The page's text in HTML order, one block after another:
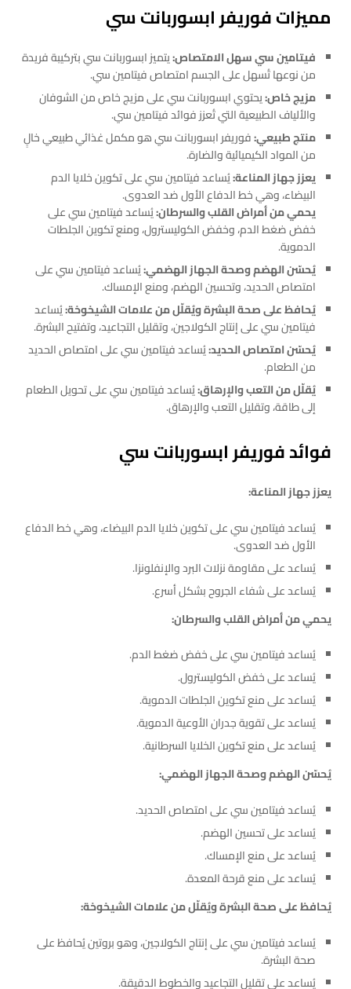
مميزات فوريفر ابسوربانت سي
فيتامين سي سهل الامتصاص:يتميز ابسوربانت سي بتركيبة فريدة
من نوعها تُسهل على الجسم امتصاص فيتامين سي.
مزيج خاص:يحتوي ابسوربانت سي على مزيج خاص من الشوفان
والألياف الطبيعية التي تُعزز فوائد فيتامين سي.
منتج طبيعي:فوريفر ابسوربانت سي هو مكمل غذائي طبيعي خالٍ
من المواد الكيميائية والضارة.
يعزز جهاز المناعة:يُساعد فيتامين سي على تكوين خلايا الدم
البيضاء، وهي خط الدفاع الأول ضد العدوى.
يحمي من أمراض القلب والسرطان:يُساعد فيتامين سي على
خفض ضغط الدم، وخفض الكوليسترول، ومنع تكوين الجلطات
الدموية.
يُحسّن الهضم وصحة الجهاز الهضمي:يُساعد فيتامين سي على
امتصاص الحديد، وتحسين الهضم، ومنع الإمساك.
يُحافظ على صحة البشرة ويُقلّل من علامات الشيخوخة:يُساعد
فيتامين سي على إنتاج الكولاجين، وتقليل التجاعيد، وتفتيح البشرة.
يُحسّن امتصاص الحديد:يُساعد فيتامين سي على امتصاص الحديد
من الطعام.
يُقلّل من التعب والإرهاق:يُساعد فيتامين سي على تحويل الطعام
إلى طاقة، وتقليل التعب والإرهاق.
فوائد فوريفر ابسوربانت سي
يعزز جهاز المناعة:
يُساعد فيتامين سي على تكوين خلايا الدم البيضاء، وهي خط الدفاع
الأول ضد العدوى.
يُساعد على مقاومة نزلات البرد والإنفلونزا.
يُساعد على شفاء الجروح بشكل أسرع.
يحمي من أمراض القلب والسرطان:
يُساعد فيتامين سي على خفض ضغط الدم.
يُساعد على خفض الكوليسترول.
يُساعد على منع تكوين الجلطات الدموية.
يُساعد على تقوية جدران الأوعية الدموية.
يُساعد على منع تكوين الخلايا السرطانية.
يُحسّن الهضم وصحة الجهاز الهضمي:
يُساعد فيتامين سي على امتصاص الحديد.
يُساعد على تحسين الهضم.
يُساعد على منع الإمساك.
يُساعد على منع قرحة المعدة.
يُحافظ على صحة البشرة ويُقلّل من علامات الشيخوخة:
يُساعد فيتامين سي على إنتاج الكولاجين، وهو بروتين يُحافظ على
صحة البشرة.
يُساعد على تقليل التجاعيد والخطوط الدقيقة.